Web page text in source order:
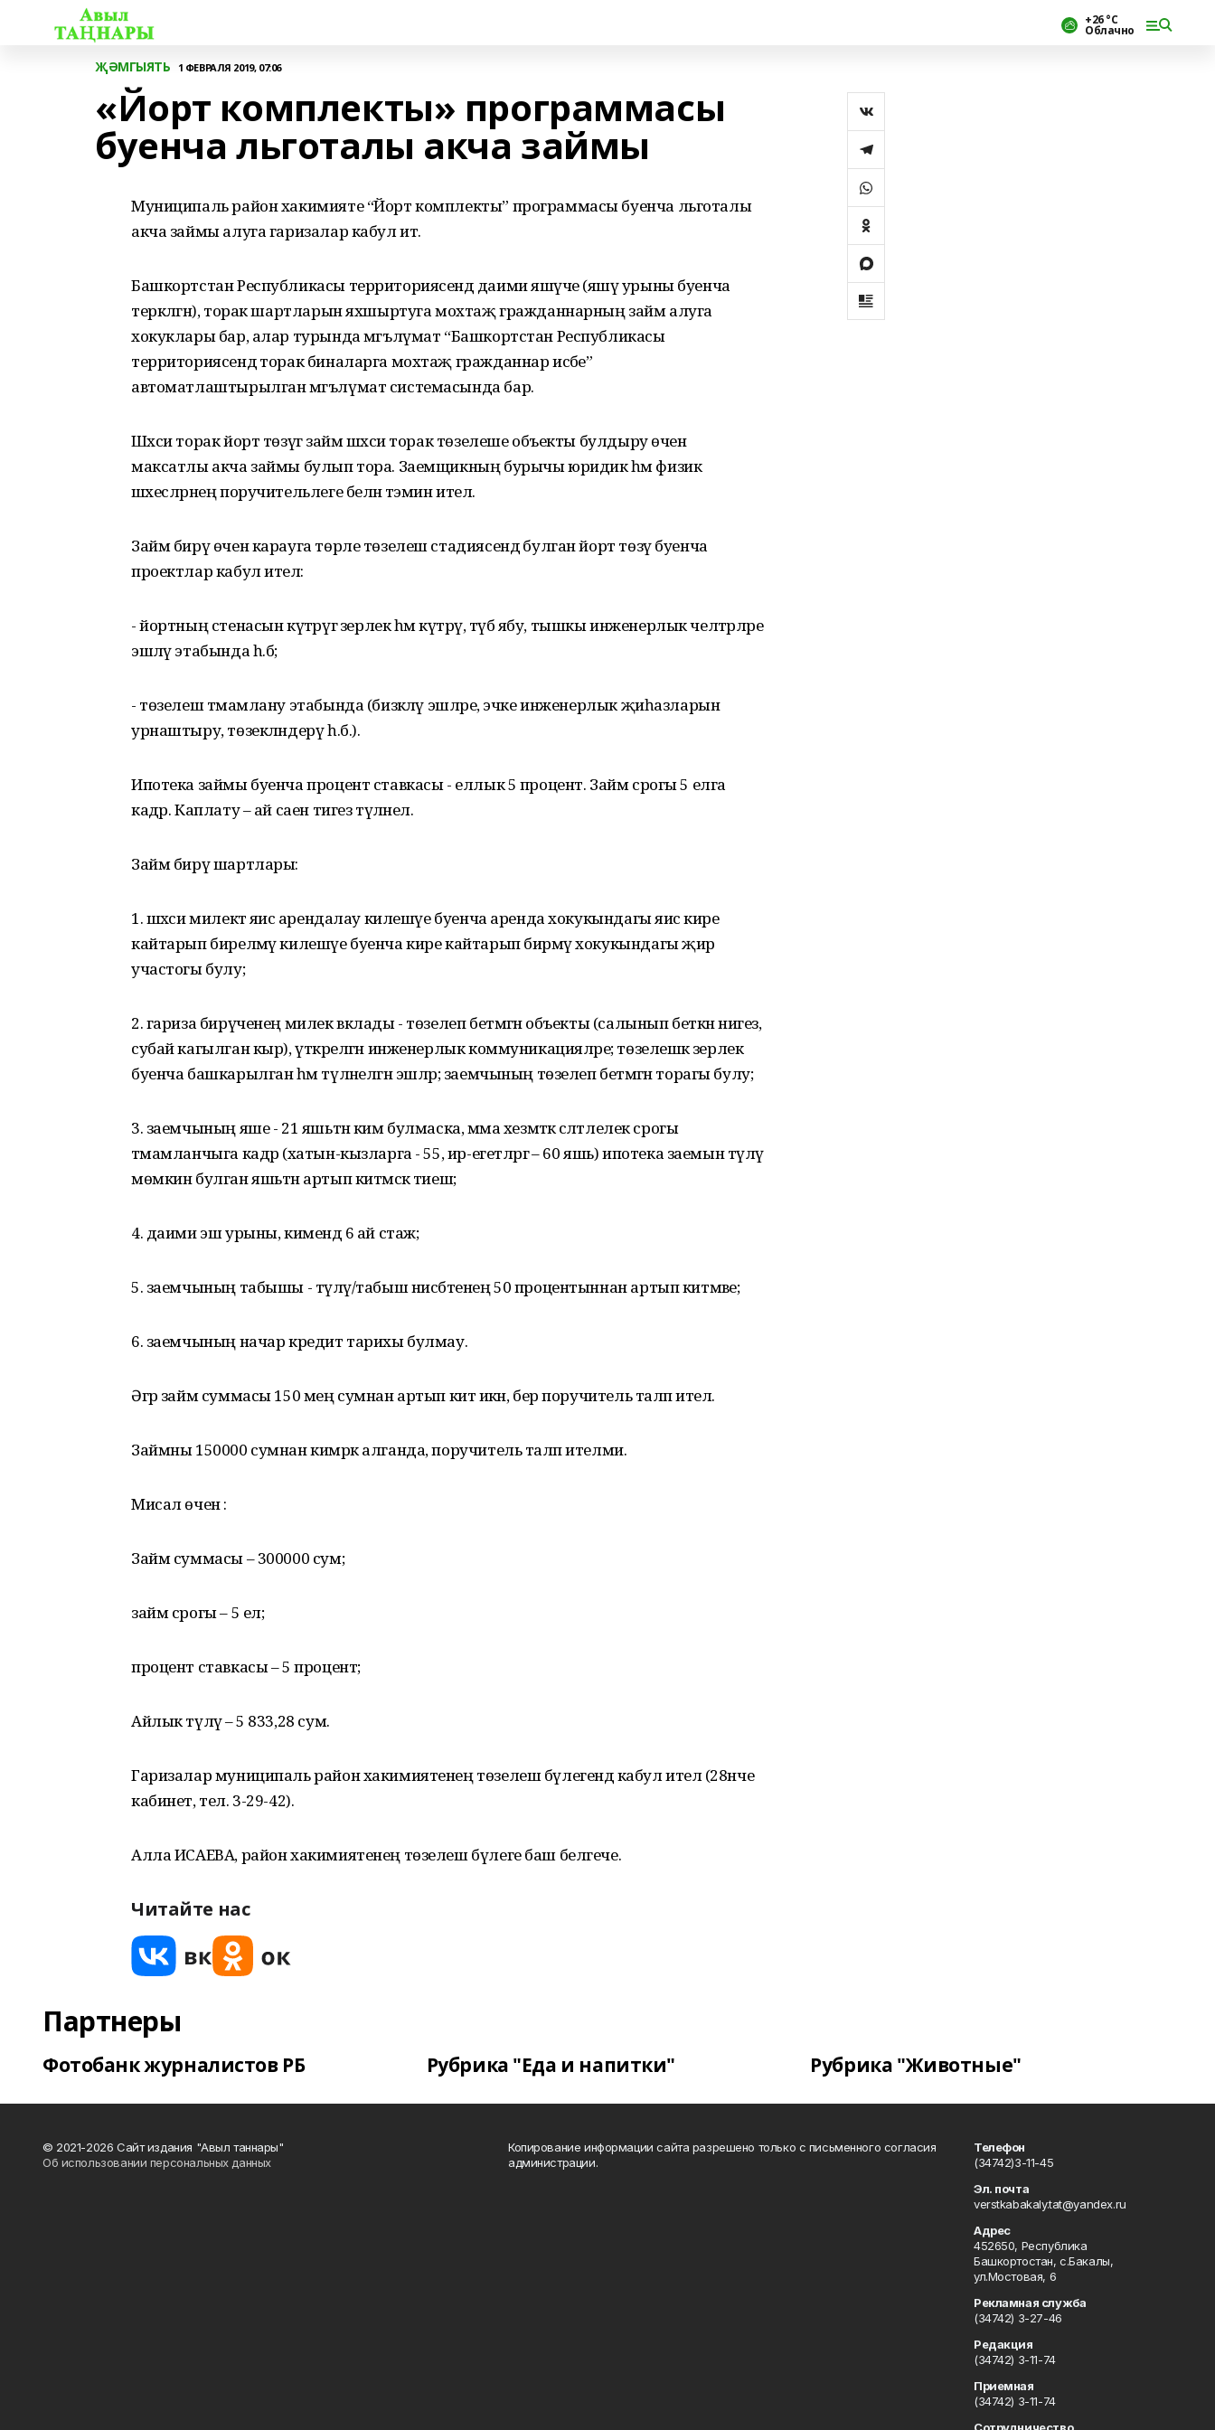
+26 °С
Облачно
ҖӘМГЫЯТЬ 1 ФЕВРАЛЯ 2019, 07:06
«Йорт комплекты» программасы
буенча льготалы акча займы
Муниципаль район хакимияте “Йорт комплекты” программасы буенча льготалы
акча займы алуга гаризалар кабул итә.
Башкортстан Республикасы территориясендә даими яшәүче (яшәү урыны буенча
теркәлгән), торак шартларын яхшыртуга мохтаҗ гражданнарның займ алуга
хокуклары бар, алар турында мәгълүмат “Башкортстан Республикасы
территориясендә торак биналарга мохтаҗ гражданнар исәбе”
автоматлаштырылган мәгълүмат системасында бар.
Шәхси торак йорт төзүгә займ шәхси торак төзелеше объекты булдыру өчен
максатлы акча займы булып тора. Заемщикның бурычы юридик һәм физик
шәхесләрнең поручительлеге белән тәэмин ителә.
Займ бирү өчен карауга төрле төзелеш стадиясендә булган йорт төзү буенча
проектлар кабул ителә:
- йортның стенасын күтәрүгә әзерлек һәм күтәрү, түбә ябу, тышкы инженерлык челтәрләре
эшләү этабында һ.б;
- төзелеш тәмамлану этабында (бизәкләү эшләре, эчке инженерлык җиһазларын
урнаштыру, төзекләндерү һ.б.).
Ипотека займы буенча процент ставкасы - еллык 5 процент. Займ срогы 5 елга
кадәр. Каплату – ай саен тигез түләнелә.
Займ бирү шартлары:
1. шәхси милектә яисә арендалау килешүе буенча аренда хокукындагы яисә кире
кайтарып бирелмәү килешүе буенча кире кайтарып бирмәү хокукындагы җир
участогы булу;
2. гариза бирүченең милек вклады - төзелеп бетмәгән объекты (салынып беткән нигез,
субай кагылган кыр), үткәрелгән инженерлык коммуникацияләре; төзелешкә әзерлек
буенча башкарылган һәм түләнелгән эшләр; заемчының төзелеп бетмәгән торагы булу;
3. заемчының яше - 21 яшьтән ким булмаска, әмма хезмәткә сәләтлелек срогы
тәмамланчыга кадәр (хатын-кызларга - 55, ир-егетләргә – 60 яшь) ипотека заемын түләү
мөмкин булган яшьтән артып китмәскә тиеш;
4. даими эш урыны, кимендә 6 ай стаж;
5. заемчының табышы - түләү/табыш нисбәтенең 50 процентыннан артып китмәве;
6. заемчының начар кредит тарихы булмау.
Әгәр займ суммасы 150 мең сумнан артып китә икән, бер поручитель таләп ителә.
Займны 150000 сумнан кимрәк алганда, поручитель таләп ителми.
Мисал өчен :
Займ суммасы – 300000 сум;
займ срогы – 5 ел;
процент ставкасы – 5 процент;
Айлык түләү – 5 833,28 сум.
Гаризалар муниципаль район хакимиятенең төзелеш бүлегендә кабул ителә (28нче
кабинет, тел. 3-29-42).
Алла ИСАЕВА, район хакимиятенең төзелеш бүлеге баш белгече.
Читайте нас
Партнеры
Фотобанк журналистов РБ Рубрика "Еда и напитки" Рубрика "Животные"
© 2021-2026 Сайт издания "Авыл таннары"
Об использовании персональных данных
Копирование информации сайта разрешено только с письменного согласия
администрации.
Телефон
(34742)3-11-45
Эл. почта
verstkabakaly.tat@yandex.ru
Адрес
452650, Республика
Башкортостан, с.Бакалы,
ул.Мостовая, 6
Рекламная служба
(34742) 3-27-46
Редакция
(34742) 3-11-74
Приемная
(34742) 3-11-74